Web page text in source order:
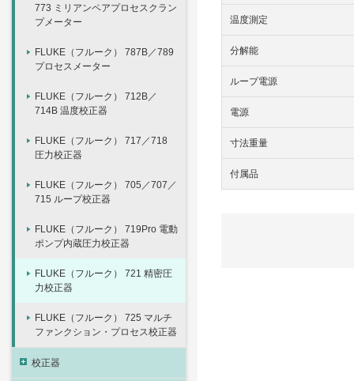
773 ミリアンペアプロセスクラン
プメーター
FLUKE（フルーク） 787B／789
プロセスメーター
FLUKE（フルーク） 712B／
714B 温度校正器
FLUKE（フルーク） 717／718
圧力校正器
FLUKE（フルーク） 705／707／
715 ループ校正器
FLUKE（フルーク） 719Pro 電動
ポンプ内蔵圧力校正器
FLUKE（フルーク） 721 精密圧
力校正器
FLUKE（フルーク） 725 マルチ
ファンクション・プロセス校正器
校正器
温度測定
分解能
ループ電源
電源
寸法重量
付属品